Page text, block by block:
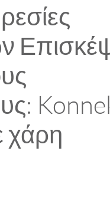
χάρη